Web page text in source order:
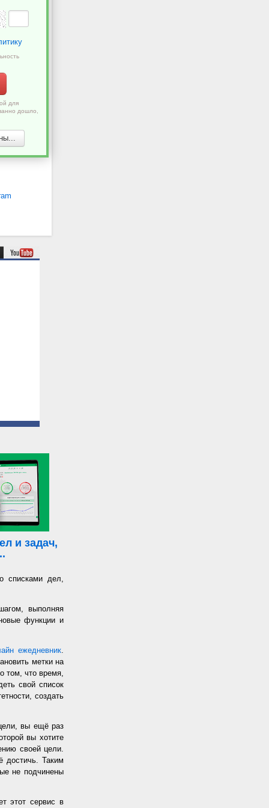
для
дошло,
и задач,
списками дел,
выполняя
функции и
ежедневник.
метки на
том, что время,
свой список
создать
вы ещё раз
вы хотите
своей цели.
достичь. Таким
не подчинены
этот сервис в